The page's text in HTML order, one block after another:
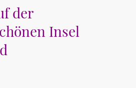
der
Insel